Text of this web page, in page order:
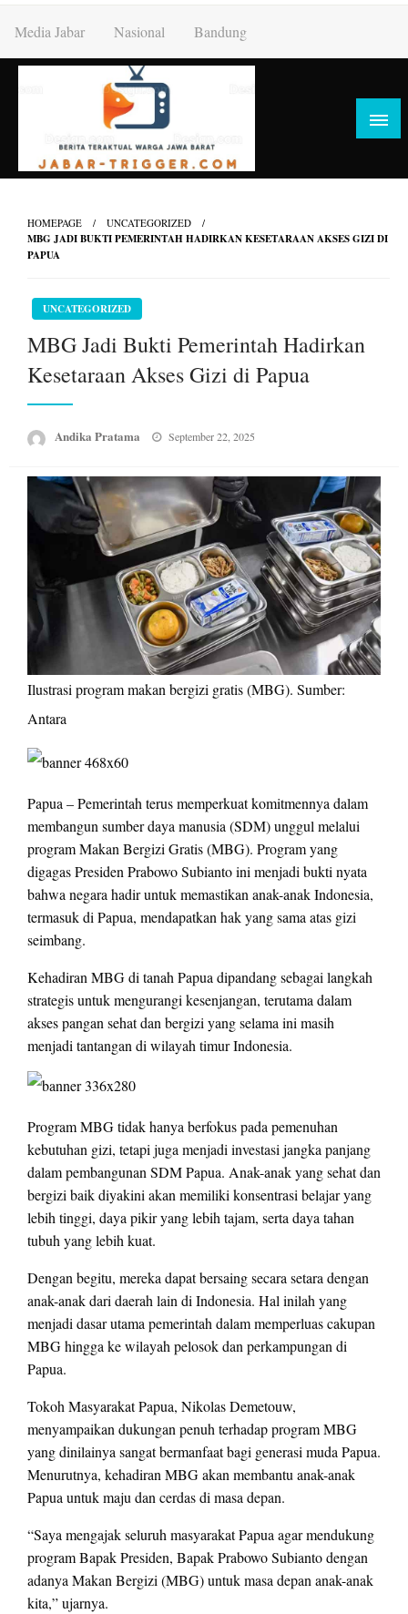
content
Media Jabar Nasional Bandung
HOMEPAGE UNCATEGORIZED
MBG JADI BUKTI PEMERINTAH HADIRKAN KESETARAAN AKSES GIZI DI
PAPUA
UNCATEGORIZED
MBG Jadi Bukti Pemerintah Hadirkan
Kesetaraan Akses Gizi di Papua
Andika Pratama
Posted
September 22, 2025
Ilustrasi program makan bergizi gratis (MBG). Sumber:
Antara
Papua – Pemerintah terus memperkuat komitmennya dalam
membangun sumber daya manusia (SDM) unggul melalui
program Makan Bergizi Gratis (MBG). Program yang
digagas Presiden Prabowo Subianto ini menjadi bukti nyata
bahwa negara hadir untuk memastikan anak-anak Indonesia,
termasuk di Papua, mendapatkan hak yang sama atas gizi
seimbang.
Kehadiran MBG di tanah Papua dipandang sebagai langkah
strategis untuk mengurangi kesenjangan, terutama dalam
akses pangan sehat dan bergizi yang selama ini masih
menjadi tantangan di wilayah timur Indonesia.
Program MBG tidak hanya berfokus pada pemenuhan
kebutuhan gizi, tetapi juga menjadi investasi jangka panjang
dalam pembangunan SDM Papua. Anak-anak yang sehat dan
bergizi baik diyakini akan memiliki konsentrasi belajar yang
lebih tinggi, daya pikir yang lebih tajam, serta daya tahan
tubuh yang lebih kuat.
Dengan begitu, mereka dapat bersaing secara setara dengan
anak-anak dari daerah lain di Indonesia. Hal inilah yang
menjadi dasar utama pemerintah dalam memperluas cakupan
MBG hingga ke wilayah pelosok dan perkampungan di
Papua.
Tokoh Masyarakat Papua, Nikolas Demetouw,
menyampaikan dukungan penuh terhadap program MBG
yang dinilainya sangat bermanfaat bagi generasi muda Papua.
Menurutnya, kehadiran MBG akan membantu anak-anak
Papua untuk maju dan cerdas di masa depan.
“Saya mengajak seluruh masyarakat Papua agar mendukung
program Bapak Presiden, Bapak Prabowo Subianto dengan
adanya Makan Bergizi (MBG) untuk masa depan anak-anak
kita,” ujarnya.